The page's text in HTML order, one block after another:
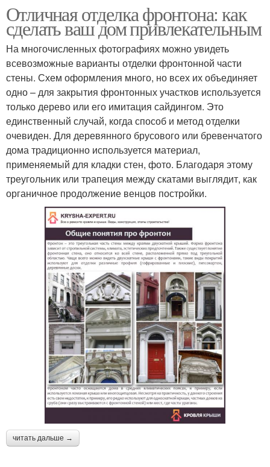
Отличная отделка фронтона: как
сделать ваш дом привлекательным
На многочисленных фотографиях можно увидеть
всевозможные варианты отделки фронтонной части
стены. Схем оформления много, но всех их объединяет
одно – для закрытия фронтонных участков используется
только дерево или его имитация сайдингом. Это
единственный случай, когда способ и метод отделки
очевиден. Для деревянного брусового или бревенчатого
дома традиционно используется материал,
применяемый для кладки стен, фото. Благодаря этому
треугольник или трапеция между скатами выглядит, как
органичное продолжение венцов постройки.
читать дальше →